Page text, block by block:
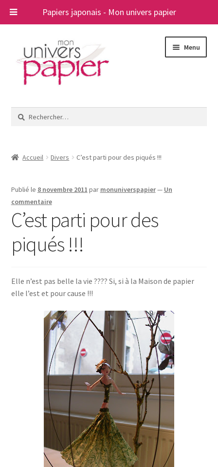
Papiers japonais - Mon univers papier
navigation
contenu
Menu
le
A propos
Rechercher :
Accueil Divers C’est parti pour des piqués !!!
Publié le 8 novembre 2011 par monuniverspapier— Un
commentaire
C’est parti pour des
piqués !!!
Elle n’est pas belle la vie ???? Si, si à la Maison de papier
elle l’est et pour cause !!!